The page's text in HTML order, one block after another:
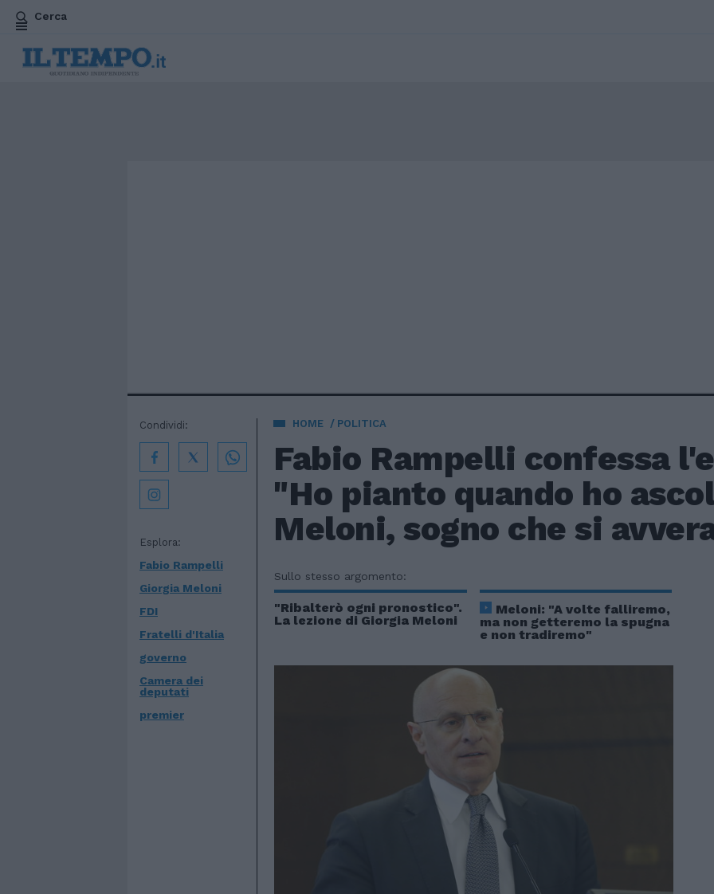
Cerca
HOME POLITICA
Fabio Rampelli confessa
"Ho pianto quando ho
Meloni, sogno che si
Esplora:
Fabio Rampelli
Giorgia Meloni
FDI
Fratelli d'Italia
governo
Camera dei
deputati
premier
Condividi:
Sullo stesso argomento:
"Ribalterò ogni pronostico".
La lezione di Giorgia Meloni
Meloni: "A volte falliremo,
ma non getteremo la spugna
e non tradiremo"